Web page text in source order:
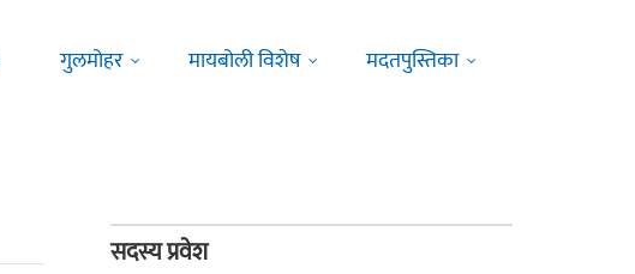
गुलमोहर मायबोली विशेष मदतपुस्तिका
सदस्य प्रवेश